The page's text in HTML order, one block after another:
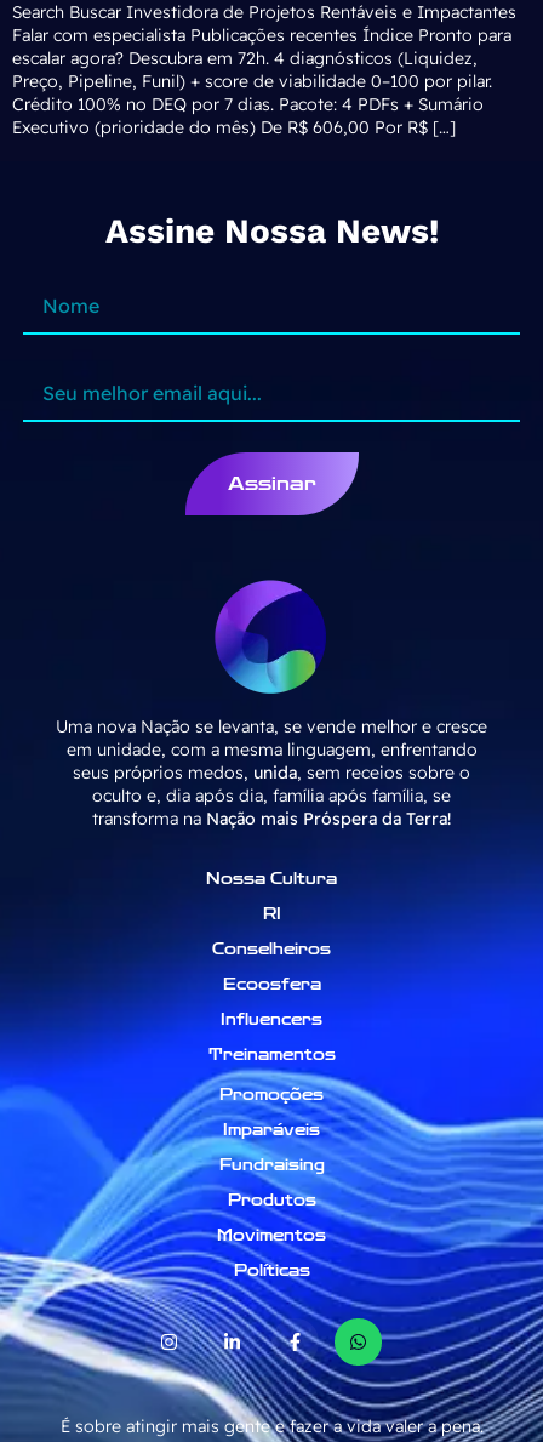
Search Buscar Investidora de Projetos Rentáveis e Impactantes
Falar com especialista Publicações recentes Índice Pronto para
escalar agora? Descubra em 72h. 4 diagnósticos (Liquidez,
Preço, Pipeline, Funil) + score de viabilidade 0–100 por pilar.
Crédito 100% no DEQ por 7 dias. Pacote: 4 PDFs + Sumário
Executivo (prioridade do mês) De R$ 606,00 Por R$ […]
Assine Nossa News!
Assinar
Uma nova Nação se levanta, se vende melhor e cresce
em unidade, com a mesma linguagem, enfrentando
seus próprios medos, unida, sem receios sobre o
oculto e, dia após dia, família após família, se
transforma na Nação mais Próspera da Terra!
Nossa Cultura
RI
Conselheiros
Ecoosfera
Influencers
Treinamentos
Promoções
Imparáveis
Fundraising
Produtos
Movimentos
Políticas
É sobre atingir mais gente e fazer a vida valer a pena.